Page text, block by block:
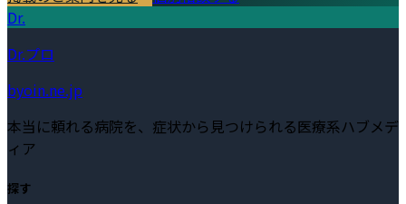
Dr.
Dr.プロ
byoin.ne.jp
本当に頼れる病院を、症状から見つけられる医療系ハブメデ
ィア
探す